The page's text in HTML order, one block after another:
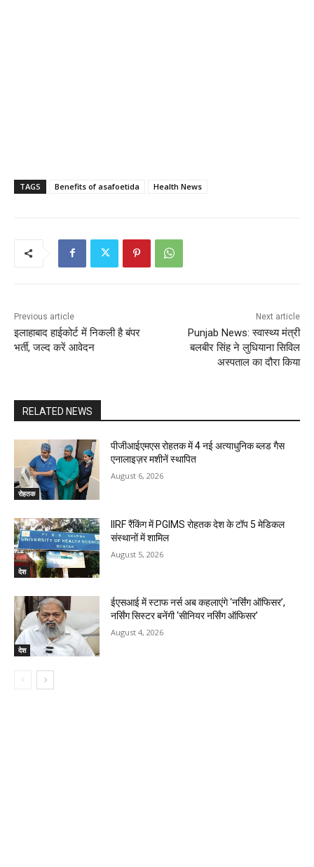
TAGS Benefits of asafoetida Health News
Previous article
इलाहाबाद हाईकोर्ट में निकली है बंपर
भर्ती, जल्द करें आवेदन
Next article
Punjab News: स्वास्थ्य मंत्री
बलबीर सिंह ने लुधियाना सिविल
अस्पताल का दौरा किया
RELATED NEWS
रोहतक
पीजीआईएमएस रोहतक में 4 नई अत्याधुनिक ब्लड गैस
एनालाइज़र मशीनें स्थापित
August 6, 2026
देश
IIRF रैंकिंग में PGIMS रोहतक देश के टॉप 5 मेडिकल
संस्थानों में शामिल
August 5, 2026
देश
ईएसआई में स्टाफ नर्स अब कहलाएंगे ‘नर्सिंग ऑफिसर’,
नर्सिंग सिस्टर बनेंगी ‘सीनियर नर्सिंग ऑफिसर’
August 4, 2026